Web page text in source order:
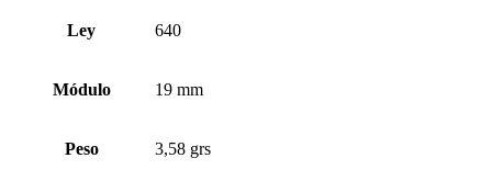
Ley 640
Módulo 19 mm
Peso 3,58 grs